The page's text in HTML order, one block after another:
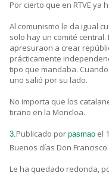
Por cierto que en RTVE ya
Al comunismo le da igual
solo hay un comité central.
apresuraon a crear
prácticamente
tipo que mandaba.
uno salió por su lado.
No importa que los
tirano en la Moncloa.
3. Publicado por pasmao el
Buenos días Don Francisco
Le ha quedado redonda,